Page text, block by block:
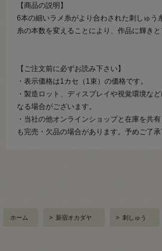
【商品の説明】
6本の細いラメ糸がより合わされた刺しゅう
糸の本数を変えることにより、作品に輝きと
【ご注文前に必ずお読み下さい】
・表示価格は1カセ（1束）の価格です。
・製造ロット、ディスプレイや視覚環境な
なる場合がございます。
・当社の他オンラインショップと在庫を共
も完売・欠品の場合があります。予めご了承
ホーム > 新宿オカダヤ > 刺しゅう